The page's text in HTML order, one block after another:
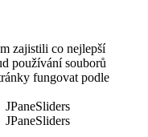
zajistili co nejlepší
používání souborů
fungovat podle
JPaneSliders
JPaneSliders